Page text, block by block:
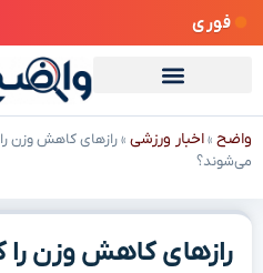
فوری
واضح »اخبار ورزشی »رازهای کاهش وزن
می‌شوند؟
رازهای کاهش وزن